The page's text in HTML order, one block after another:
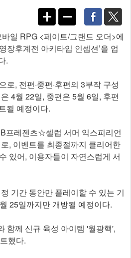
일 RPG <페이트/그랜드 오더>에
장후계전 아키타입 인셉션’을 업
.
로, 전편·중편·후편의 3부작 구성
4월 22일, 중편은 5월 6일, 후편
될 예정이다.
프레젠츠☆셀럽 서머 익스피리언
, 이벤트를 최종절까지 클리어한
있어, 이용자들이 자연스럽게 서
기간 동안만 플레이할 수 있는 기
25일까지만 개방될 예정이다.
함께 신규 육성 아이템 '월광핵',
했다.